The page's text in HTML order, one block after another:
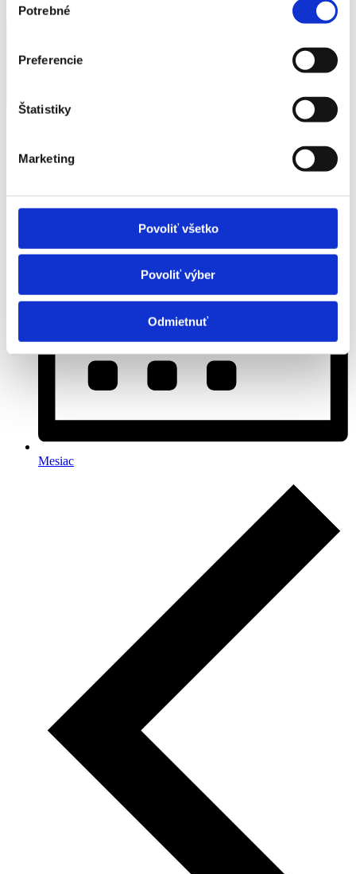
súhlasu
Potrebné
Preferencie
Štatistiky
Marketing
Povoliť všetko
Povoliť výber
Odmietnuť
Mesiac